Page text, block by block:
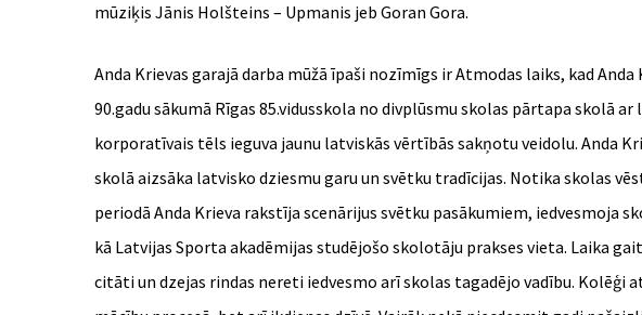
mūziķis Jānis Holšteins – Upmanis jeb Goran Gora.
Anda Krievas garajā darba mūžā īpaši nozīmīgs ir Atmodas laiks, kad
90.gadu sākumā Rīgas 85.vidusskola no divplūsmu skolas pārtapa skolā
korporatīvais tēls ieguva jaunu latviskās vērtībās sakņotu veidolu. Anda
skolā aizsāka latvisko dziesmu garu un svētku tradīcijas. Notika skolas
periodā Anda Krieva rakstīja scenārijus svētku pasākumiem, iedvesmoja
kā Latvijas Sporta akadēmijas studējošo skolotāju prakses vieta. Laika
citāti un dzejas rindas nereti iedvesmo arī skolas tagadējo vadību.